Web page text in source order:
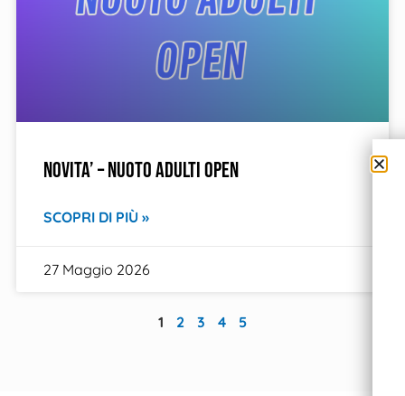
NOVITA’ – NUOTO ADULTI OPEN
SCOPRI DI PIÙ »
27 Maggio 2026
1 2 3 4 5